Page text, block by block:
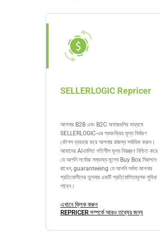
SELLERLOGIC Repricer
আপনার B2B এবং B2C অফারগুলির মাধ্যমে
SELLERLOGIC-এর স্বয়ংক্রিয় মূল্য নির্ধারণ
কৌশল ব্যবহার করে আপনার রাজস্ব সর্বাধিক করুন।
আমাদের AI-চালিত গতিশীল মূল্য নিয়ন্ত্রণ নিশ্চিত করে
যে আপনি সর্বোচ্চ সম্ভাব্য মূল্যে Buy Box নিরাপদে
রাখেন, guaranteeing যে আপনি সর্বদা আপনার
প্রতিযোগীদের তুলনায় একটি প্রতিযোগিতামূলক সুবিধা
পাবেন।
এখানে ক্লিক করুন
REPRICER সম্পর্কে আরও তথ্যের জন্য